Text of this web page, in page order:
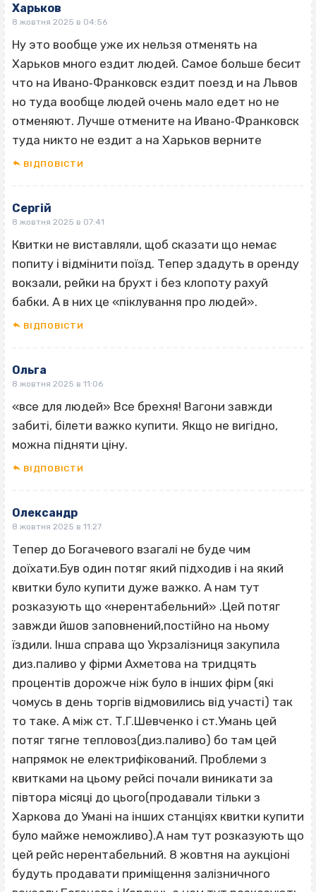
Харьков
8 жовтня 2025 в 04:56
Ну это вообще уже их нельзя отменять на
Харьков много ездит людей. Самое больше бесит
что на Ивано‐Франковск ездит поезд и на Львов
но туда вообще людей очень мало едет но не
отменяют. Лучше отмените на Ивано‐Франковск
туда никто не ездит а на Харьков верните
ВІДПОВІCТИ
Сергій
8 жовтня 2025 в 07:41
Квитки не виставляли, щоб сказати що немає
попиту і відмінити поїзд. Тепер здадуть в оренду
вокзали, рейки на брухт і без клопоту рахуй
бабки. А в них це «піклування про людей».
ВІДПОВІCТИ
Ольга
8 жовтня 2025 в 11:06
«все для людей» Все брехня! Вагони завжди
забиті, білети важко купити. Якщо не вигідно,
можна підняти ціну.
ВІДПОВІCТИ
Олександр
8 жовтня 2025 в 11:27
Тепер до Богачевого взагалі не буде чим
доїхати.Був один потяг який підходив і на який
квитки було купити дуже важко. А нам тут
розказують що «нерентабельний» .Цей потяг
завжди йшов заповнений,постійно на ньому
їздили. Інша справа що Укрзалізниця закупила
диз.паливо у фірми Ахметова на тридцять
процентів дорожче ніж було в інших фірм (які
чомусь в день торгів відмовились від участі) так
то таке. А між ст. Т.Г.Шевченко і ст.Умань цей
потяг тягне тепловоз(диз.паливо) бо там цей
напрямок не електрифікований. Проблеми з
квитками на цьому рейсі почали виникати за
півтора місяці до цього(продавали тільки з
Харкова до Умані на інших станціях квитки купити
було майже неможливо).А нам тут розказують що
цей рейс нерентабельний. 8 жовтня на аукціоні
будуть продавати приміщення залізничного